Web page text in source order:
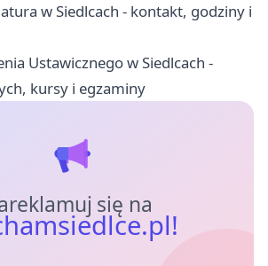
w Siedlcach - kontakt, godziny i
Ustawicznego w Siedlcach -
kursy i egzaminy
się na